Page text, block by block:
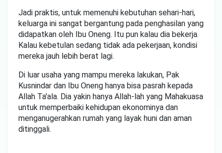
Jadi praktis, untuk memenuhi kebutuhan sehari-hari,
keluarga ini sangat bergantung pada penghasilan yang
didapatkan oleh Ibu Oneng. Itu pun kalau dia bekerja.
Kalau kebetulan sedang tidak ada pekerjaan, kondisi
mereka jauh lebih berat lagi.
Di luar usaha yang mampu mereka lakukan, Pak
Kusnindar dan Ibu Oneng hanya bisa pasrah kepada
Allah Ta'ala. Dia yakin hanya Allah-lah yang Mahakuasa
untuk memperbaiki kehidupan ekonominya dan
menganugerahkan rumah yang layak huni dan aman
ditinggali.